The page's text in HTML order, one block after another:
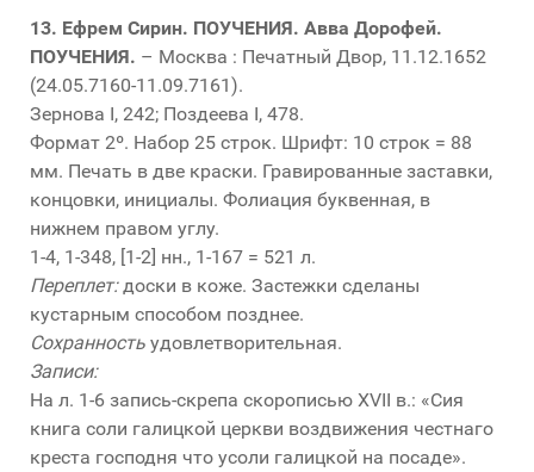
13. Ефрем Сирин. ПОУЧЕНИЯ. Авва Дорофей.
ПОУЧЕНИЯ. – Москва : Печатный Двор, 11.12.1652
(24.05.7160-11.09.7161).
Зернова I, 242; Поздеева I, 478.
Формат 2º. Набор 25 строк. Шрифт: 10 строк = 88
мм. Печать в две краски. Гравированные заставки,
концовки, инициалы. Фолиация буквенная, в
нижнем правом углу.
1-4, 1-348, [1-2] нн., 1-167 = 521 л.
Переплет:доски в коже. Застежки сделаны
кустарным способом позднее.
Сохранность удовлетворительная.
Записи:
На л. 1-6 запись-скрепа скорописью XVII в.: «Сия
книга соли галицкой церкви воздвижения честнаго
креста господня что усоли галицкой на посаде».